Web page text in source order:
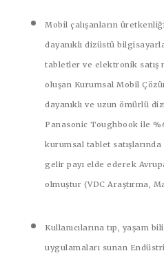
Mobil çalışanların
dayanıklı dizüstü
tabletler ve elektronik satış
oluşan Kurumsal Mobil
dayanıklı ve uzun ömürlü
Panasonic Toughbook ile
kurumsal tablet
gelir payı elde ederek
olmuştur (VDC Araştırma,
Kullanıcılarına tıp, yaşam
uygulamaları sunan